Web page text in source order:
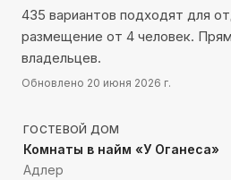
435 вариантов подходят для
размещение от 4 человек.
владельцев.
Обновлено 20 июня 2026 г.
300 м до моря
ГОСТЕВОЙ ДОМ
Комнаты в найм «У Оганеса»
Адлер